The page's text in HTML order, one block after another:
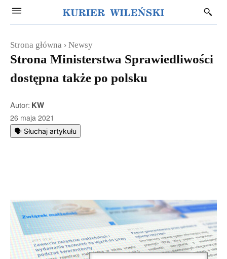
Strona główna Newsy
Strona Ministerstwa Sprawiedliwości
dostępna także po polsku
Autor: KW
26 maja 2021
🗣️ Słuchaj artykułu